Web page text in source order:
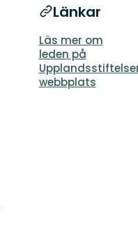
Länkar
Läs mer om
leden på
webbplats